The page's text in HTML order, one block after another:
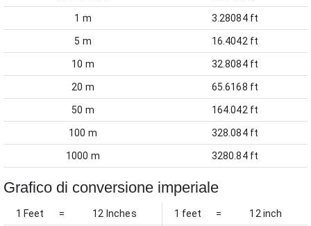
1 m 3.28084 ft
5 m 16.4042 ft
10 m 32.8084 ft
20 m 65.6168 ft
50 m 164.042 ft
100 m 328.084 ft
1000 m 3280.84 ft
Grafico di conversione imperiale
1 Feet = 12 Inches 1 feet = 12 inch